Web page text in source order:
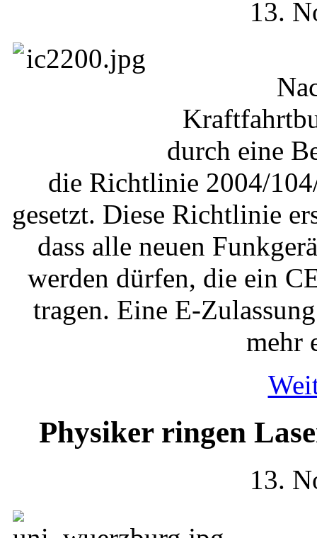
13.
durch eine
die Richtlinie 2004/
gesetzt. Diese Richtlinie
dass alle neuen
werden dürfen, die ein
tragen. Eine E-
mehr
Physiker ringen
13.